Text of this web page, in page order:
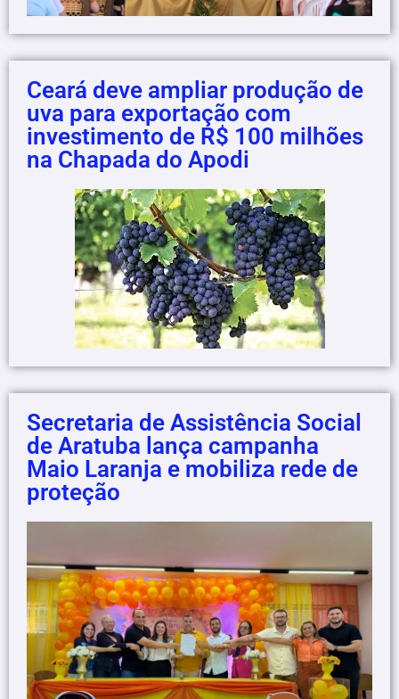
Ceará deve ampliar produção de
uva para exportação com
investimento de R$ 100 milhões
na Chapada do Apodi
Secretaria de Assistência Social
de Aratuba lança campanha
Maio Laranja e mobiliza rede de
proteção